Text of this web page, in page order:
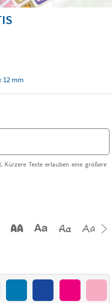
12 mm
Kürzere Texte erlauben eine größere